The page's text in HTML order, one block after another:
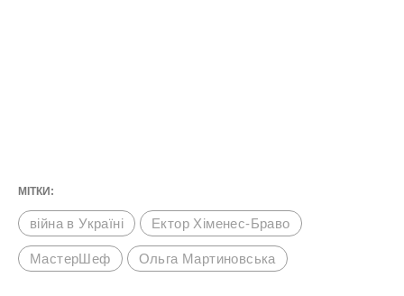
МІТКИ:
війна в Україні Ектор Хіменес-Браво
МастерШеф Ольга Мартиновська